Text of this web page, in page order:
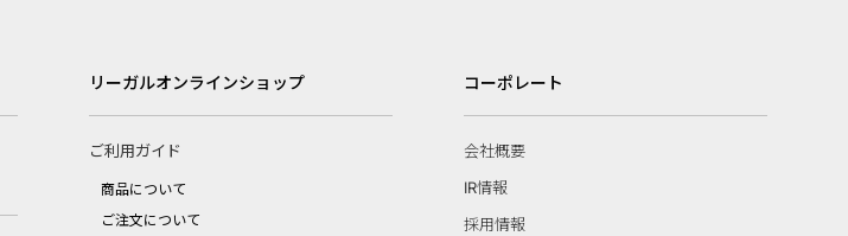
リーガルオンラインショップ
ご利用ガイド
商品について
ご注文について
コーポレート
会社概要
IR情報
採用情報